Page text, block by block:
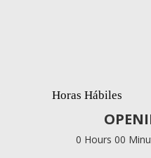
Horas Hábiles
0 Hours 00